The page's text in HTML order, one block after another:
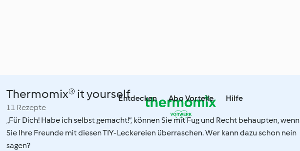
Entdecken Abo Vorteile Hilfe
Thermomix® it yourself
11 Rezepte
„Für Dich! Habe ich selbst gemacht!“, können Sie mit Fug und Recht behaupten, wenn
Sie Ihre Freunde mit diesen TIY-Leckereien überraschen. Wer kann dazu schon nein
sagen?